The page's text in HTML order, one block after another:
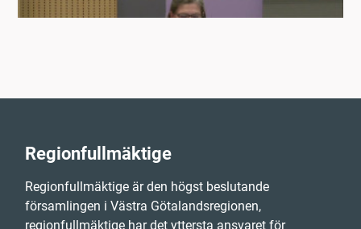
Regionfullmäktige
Regionfullmäktige är den högst beslutande
församlingen i Västra Götalandsregionen,
regionfullmäktige har det yttersta ansvaret för